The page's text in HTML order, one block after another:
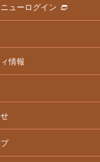
ューログイン
情報